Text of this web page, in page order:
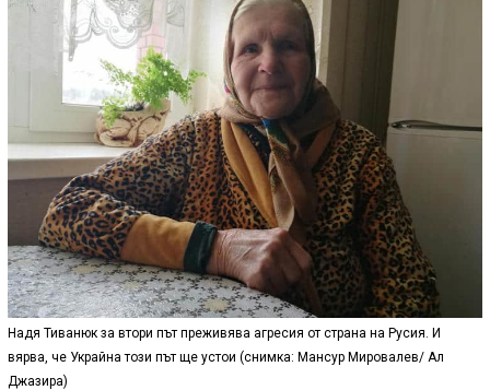
Надя Тиванюк за втори път преживява агресия от страна на Русия. И
вярва, че Украйна този път ще устои (снимка: Мансур Мировалев/ Ал
Джазира)